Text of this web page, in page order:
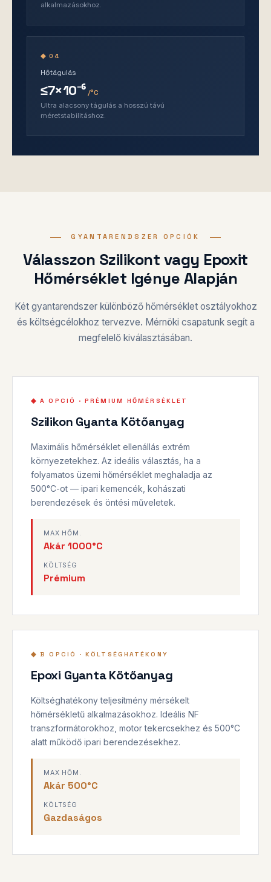
alkalmazásokhoz.
◆ 04
Hőtágulás
≤7×10⁻⁶/°C
Ultra alacsony tágulás a hosszú távú
méretstabilitáshoz.
GYANTARENDSZER OPCIÓK
Válasszon Szilikont vagy Epoxit
Hőmérséklet Igénye Alapján
Két gyantarendszer különböző hőmérséklet osztályokhoz
és költségcélokhoz tervezve. Mérnöki csapatunk segít a
megfelelő kiválasztásában.
◆ A OPCIÓ · PRÉMIUM HŐMÉRSÉKLET
Szilikon Gyanta Kötőanyag
Maximális hőmérséklet ellenállás extrém
környezetekhez. Az ideális választás, ha a
folyamatos üzemi hőmérséklet meghaladja az
500°C-ot — ipari kemencék, kohászati
berendezések és öntési műveletek.
MAX HŐM.
Akár 1000°C
KÖLTSÉG
Prémium
◆ B OPCIÓ · KÖLTSÉGHATÉKONY
Epoxi Gyanta Kötőanyag
Költséghatékony teljesítmény mérsékelt
hőmérsékletű alkalmazásokhoz. Ideális NF
transzformátorokhoz, motor tekercsekhez és 500°C
alatt működő ipari berendezésekhez.
MAX HŐM.
Akár 500°C
KÖLTSÉG
Gazdaságos